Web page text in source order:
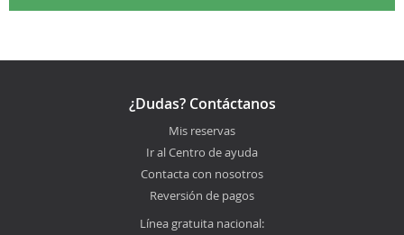
¿Dudas? Contáctanos
Mis reservas
Ir al Centro de ayuda
Contacta con nosotros
Reversión de pagos
Línea gratuita nacional: